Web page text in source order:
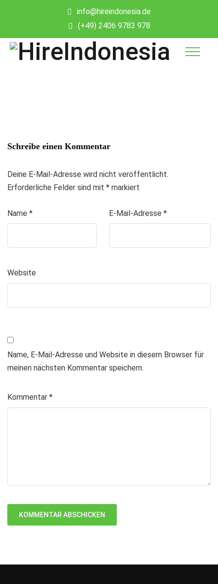
info@hireindonesia.de
(+49) 2406 9783 978
Schreibe einen Kommentar
Deine E-Mail-Adresse wird nicht veröffentlicht.
Erforderliche Felder sind mit * markiert
Name * E-Mail-Adresse *
Website
Name, E-Mail-Adresse und Website in diesem Browser für
meinen nächsten Kommentar speichern.
Kommentar *